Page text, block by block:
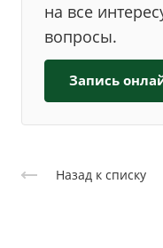
на все
вопросы.
Запись
Назад к списку